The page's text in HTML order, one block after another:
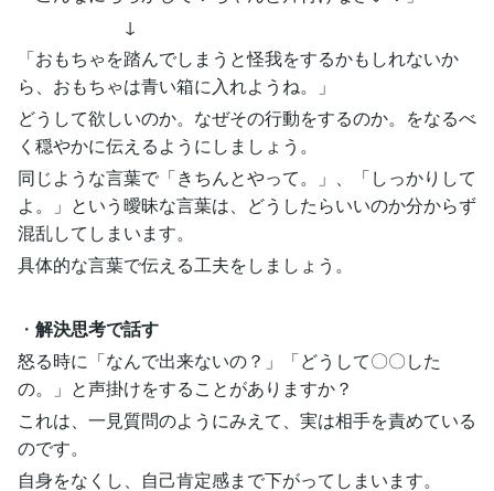
↓
「おもちゃを踏んでしまうと怪我をするかもしれないか
ら、おもちゃは青い箱に入れようね。」
どうして欲しいのか。なぜその行動をするのか。をなるべ
く穏やかに伝えるようにしましょう。
同じような言葉で「きちんとやって。」、「しっかりして
よ。」という曖昧な言葉は、どうしたらいいのか分からず
混乱してしまいます。
具体的な言葉で伝える工夫をしましょう。
・ 解決思考で話す
怒る時に「なんで出来ないの？」「どうして〇〇した
の。」と声掛けをすることがありますか？
これは、一見質問のようにみえて、実は相手を責めている
のです。
自身をなくし、自己肯定感まで下がってしまいます。